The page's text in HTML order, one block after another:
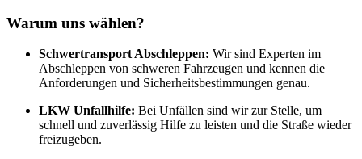
Warum uns wählen?
Schwertransport Abschleppen: Wir sind Experten im
Abschleppen von schweren Fahrzeugen und kennen die
Anforderungen und Sicherheitsbestimmungen genau.
LKW Unfallhilfe: Bei Unfällen sind wir zur Stelle, um
schnell und zuverlässig Hilfe zu leisten und die Straße wieder
freizugeben.